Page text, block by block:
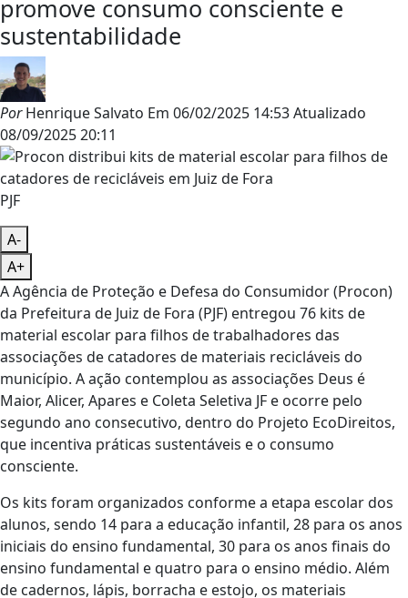
promove consumo consciente e
sustentabilidade
PorHenrique Salvato Em 06/02/2025 14:53Atualizado
08/09/2025 20:11
PJF
A-
A+
A Agência de Proteção e Defesa do Consumidor (Procon)
da Prefeitura de Juiz de Fora (PJF) entregou 76 kits de
material escolar para filhos de trabalhadores das
associações de catadores de materiais recicláveis do
município. A ação contemplou as associações Deus é
Maior, Alicer, Apares e Coleta Seletiva JF e ocorre pelo
segundo ano consecutivo, dentro do Projeto EcoDireitos,
que incentiva práticas sustentáveis e o consumo
consciente.
Os kits foram organizados conforme a etapa escolar dos
alunos, sendo 14 para a educação infantil, 28 para os anos
iniciais do ensino fundamental, 30 para os anos finais do
ensino fundamental e quatro para o ensino médio. Além
de cadernos, lápis, borracha e estojo, os materiais